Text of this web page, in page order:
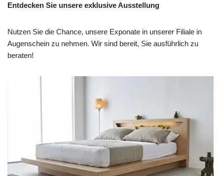
Entdecken Sie unsere exklusive Ausstellung
Nutzen Sie die Chance, unsere Exponate in unserer Filiale in
Augenschein zu nehmen. Wir sind bereit, Sie ausführlich zu
beraten!